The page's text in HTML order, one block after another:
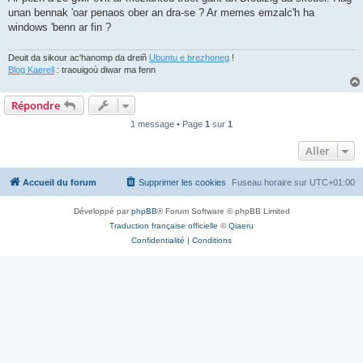
unan bennak 'oar penaos ober an dra-se ? Ar memes emzalc'h ha
windows 'benn ar fin ?
Deuit da sikour ac'hanomp da dreiñ Ubuntu e brezhoneg !
Blog Kaerell : traouigoù diwar ma fenn
Répondre
1 message • Page 1 sur 1
Aller
Accueil du forum Fuseau horaire sur UTC+01:00
Supprimer les cookies
Développé parphpBB® Forum Software © phpBB Limited
Traduction française officielle ©Qiaeru
Confidentialité | Conditions